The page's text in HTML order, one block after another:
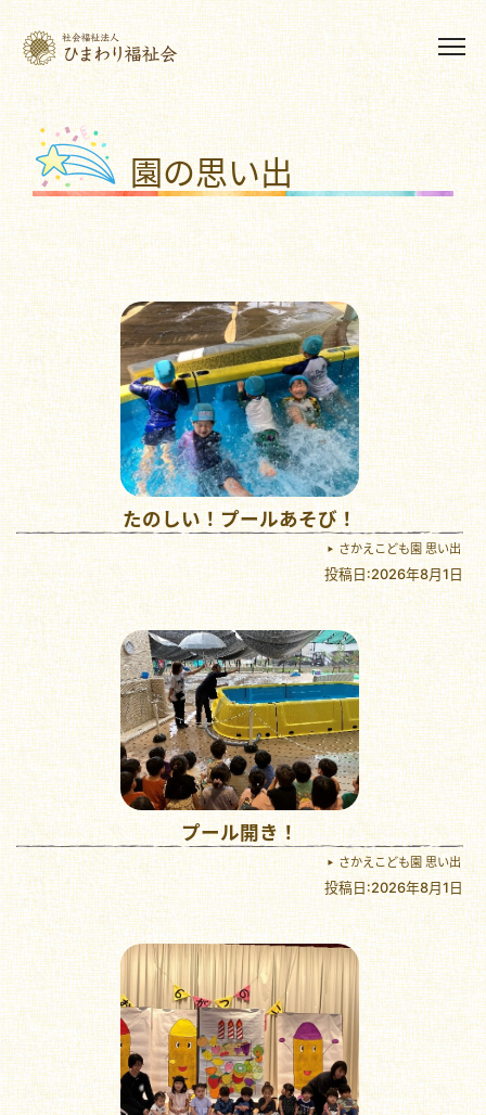
園の思い出
たのしい！プールあそび！
さかえこども園 思い出
投稿日:2026年8月1日
プール開き！
さかえこども園 思い出
投稿日:2026年8月1日